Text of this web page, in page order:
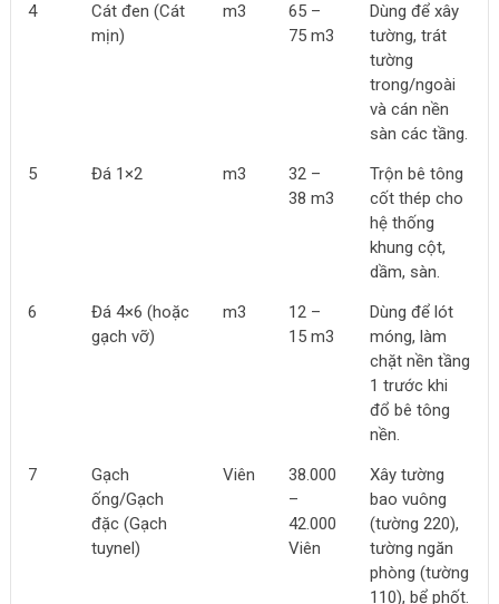
4
Cát đen (Cát
mịn)
m3
65 –
75 m3
Dùng để xây
tường, trát
tường
trong/ngoài
và cán nền
sàn các tầng.
5
Đá 1×2 m3
32 –
38 m3
Trộn bê tông
cốt thép cho
hệ thống
khung cột,
dầm, sàn.
6
Đá 4×6 (hoặc
gạch vỡ)
m3
12 –
15 m3
Dùng để lót
móng, làm
chặt nền tầng
1 trước khi
đổ bê tông
nền.
7
Gạch
ống/Gạch
đặc (Gạch
tuynel)
Viên
38.000
–
42.000
Viên
Xây tường
bao vuông
(tường 220),
tường ngăn
phòng (tường
110), bể phốt.